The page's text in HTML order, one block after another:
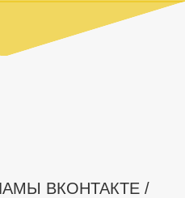
ВКОНТАКТЕ /